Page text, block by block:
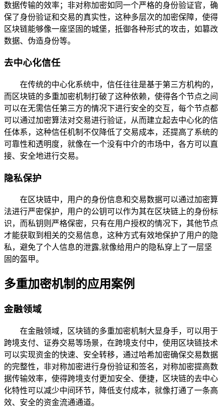
数据传输的效率；非对称加密如同一个严格的身份验证官，确
保了身份验证和交易的真实性，这种多层次的加密保障，使得
区块链能够像一座坚固的城堡，抵御各种形式的攻击，如篡改
数据、伪造身份等。
去中心化信任
在传统的中心化系统中，信任往往是基于第三方机构的，
而区块链的多重加密机制打破了这种依赖，使得各个节点之间
可以在无需信任第三方的情况下进行安全的交互，每个节点都
可以通过加密算法对交易进行验证，从而建立起去中心化的信
任体系，这种信任机制不仅降低了交易成本，还提高了系统的
可靠性和透明度，就像在一个没有中介的市场中，各方可以直
接、安全地进行交易。
隐私保护
在区块链中，用户的身份信息和交易数据可以通过加密算
法进行严密保护，用户的公钥可以作为其在区块链上的身份标
识，而私钥则严格保密，只有在用户授权的情况下，其他节点
才能获取到相关的交易信息，这种方式有效地保护了用户的隐
私，避免了个人信息的泄露,就像给用户的隐私穿上了一层坚
固的盔甲。
多重加密机制的应用案例
金融领域
在金融领域，区块链的多重加密机制大显身手，可以用于
跨境支付、证券交易等场景，在跨境支付中，使用区块链技术
可以实现资金的快速、安全转移，通过哈希加密确保交易数据
的完整性，非对称加密进行身份验证和签名，对称加密提高数
据传输效率，使得跨境支付更加安全、便捷，区块链的去中心
化特性可以减少中间环节，降低支付成本，就像打通了一条高
效、安全的资金流通通道。